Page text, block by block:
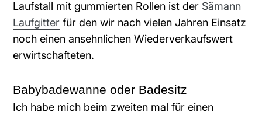
Laufstall mit gummierten Rollen ist der Sämann
Laufgitter für den wir nach vielen Jahren Einsatz
noch einen ansehnlichen Wiederverkaufswert
erwirtschafteten.
Babybadewanne oder Badesitz
Ich habe mich beim zweiten mal für einen